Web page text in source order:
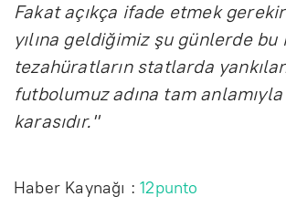
Fakat açıkça ifade etmek
yılına geldiğimiz şu günlerde bu
tezahüratların statlarda
futbolumuz adına tam
karasıdır."
Haber Kaynağı :12punto